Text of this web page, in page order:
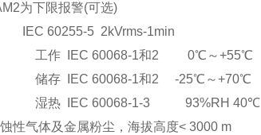
为下限报警(可选)
60255-5 2kVrms-1min
： 工作 IEC 60068-1和2 0℃～+55℃
储存 IEC 60068-1和2 -25℃～+70℃
湿热 IEC 60068-1-3 93%RH 40℃
蚀性气体及金属粉尘，海拔高度< 3000 m